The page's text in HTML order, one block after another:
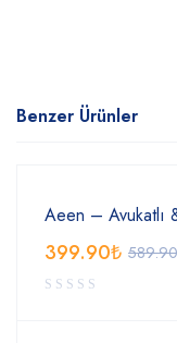
Benzer Ürünler
Aeen – Avukatlı
589.90
399.90₺